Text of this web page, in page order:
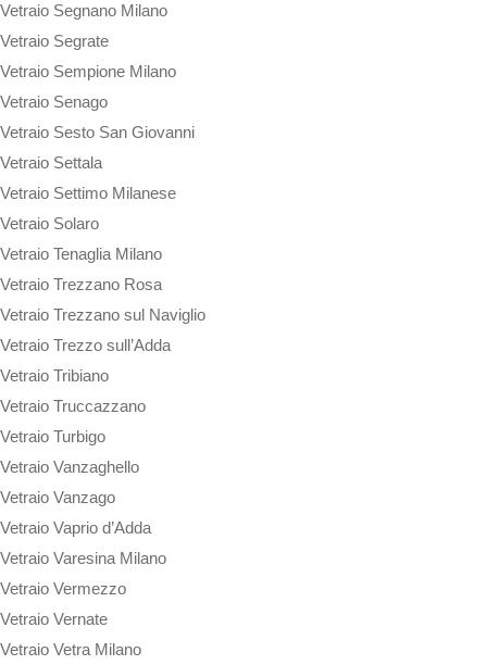
Vetraio Segnano Milano
Vetraio Segrate
Vetraio Sempione Milano
Vetraio Senago
Vetraio Sesto San Giovanni
Vetraio Settala
Vetraio Settimo Milanese
Vetraio Solaro
Vetraio Tenaglia Milano
Vetraio Trezzano Rosa
Vetraio Trezzano sul Naviglio
Vetraio Trezzo sull’Adda
Vetraio Tribiano
Vetraio Truccazzano
Vetraio Turbigo
Vetraio Vanzaghello
Vetraio Vanzago
Vetraio Vaprio d’Adda
Vetraio Varesina Milano
Vetraio Vermezzo
Vetraio Vernate
Vetraio Vetra Milano